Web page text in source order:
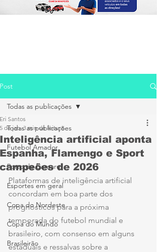
Post
Todas as publicações
Futebol Amador
Porto de Caruaru
Esportes em geral
Copa do Nordeste
Copa do Mundo
Brasileirão
Todas as publicações
Inteligência artificial aponta
Espanha, Flamengo e Sport
campeões de 2026
Eri Santos
5 de jan. 3 min de leitura
Plataformas de inteligência artificial
concordam em boa parte dos
prognósticos para a próxima
temporada do futebol mundial e
brasileiro, com consenso em alguns
estaduais e ressalvas sobre a